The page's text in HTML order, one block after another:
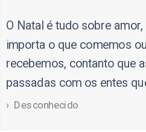
O Natal é tudo sobre
importa o que comemos
recebemos, contanto que
passadas com os entes
Desconhecido